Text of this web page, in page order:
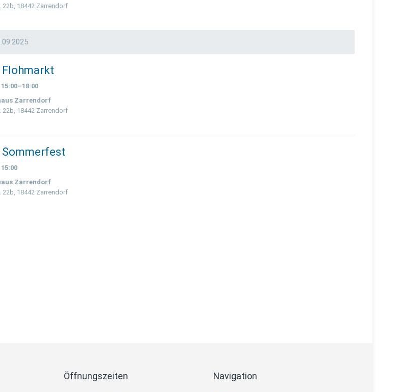
22b, 18442 Zarrendorf
Flohmarkt
Zarrendorf
22b, 18442 Zarrendorf
Sommerfest
Zarrendorf
22b, 18442 Zarrendorf
Öffnungszeiten Navigation